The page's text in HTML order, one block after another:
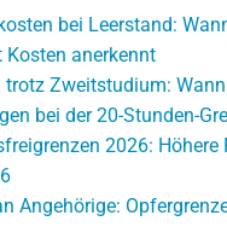
bei Leerstand:
Kosten anerkennt
trotz Zweitstudium: Wann
bei der 20-Stunden-
2026: Höhere
Angehörige: